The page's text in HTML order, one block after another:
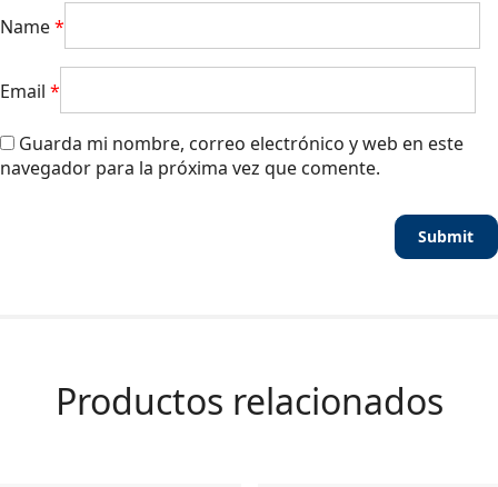
Name*
Email *
Guarda mi nombre, correo electrónico y web en este
navegador para la próxima vez que comente.
Productos relacionados